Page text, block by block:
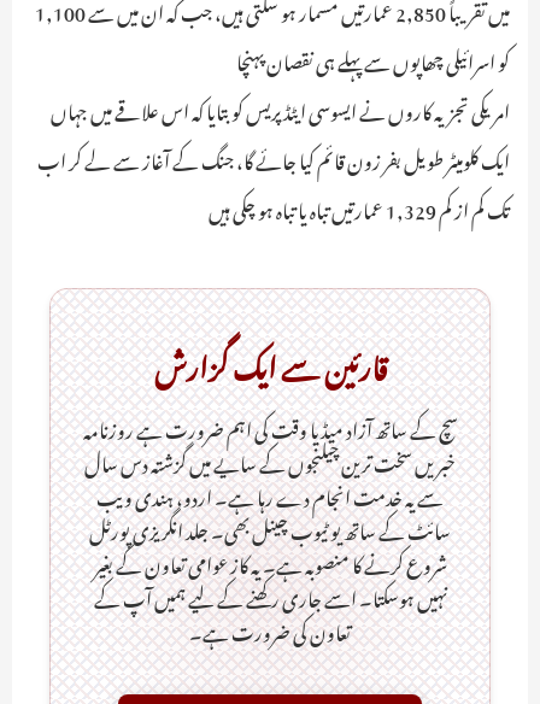
میں تقریباً 2,850 عمارتیں مسمار ہو سکتی ہیں، جب کہ ان میں سے 1,100
کو اسرائیلی چھاپوں سے پہلے ہی نقصان پہنچا
امریکی تجزیہ کاروں نے ایسوسی ایٹڈ پریس کو بتایا کہ اس علاقے میں جہاں
ایک کلومیٹر طویل بفر زون قائم کیا جائے گا، جنگ کے آغاز سے لے کر اب
تک کم از کم 1,329 عمارتیں تباہ یا تباہ ہو چکی ہیں
قارئین سے ایک گزارش
سچ کے ساتھ آزاد میڈیا وقت کی اہم ضرورت ہےـ روزنامہ
خبریں سخت ترین چیلنجوں کے سایے میں گزشتہ دس سال
سے یہ خدمت انجام دے رہا ہے۔ اردو، ہندی ویب
سائٹ کے ساتھ یو ٹیوب چینل بھی۔ جلد انگریزی پورٹل
شروع کرنے کا منصوبہ ہے۔ یہ کاز عوامی تعاون کے بغیر
نہیں ہوسکتا۔ اسے جاری رکھنے کے لیے ہمیں آپ کے
تعاون کی ضرورت ہے۔